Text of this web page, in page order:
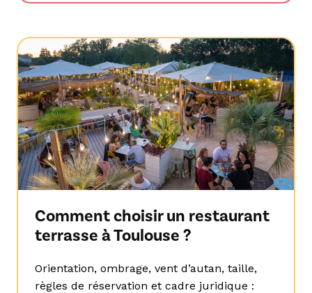
Comment choisir un restaurant
terrasse à Toulouse ?
Orientation, ombrage, vent d’autan, taille,
règles de réservation et cadre juridique :